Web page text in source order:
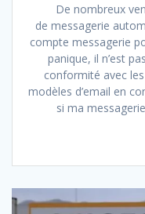
De nombreux
de messagerie
compte messagerie
panique, il n’est
conformité avec les
modèles d’email en
si ma